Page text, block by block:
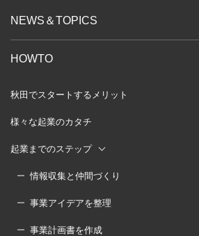
NEWS＆TOPICS
HOWTO
秋田でスタートするメリット
様々な起業のカタチ
起業までのステップ
情報収集と仲間づくり
事業アイデアを整理
事業計画書を作成